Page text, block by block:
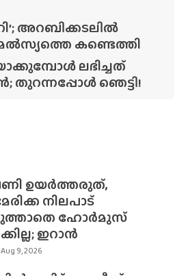
അറബിക്കടലിൽ
കണ്ടെത്തി
ലഭിച്ചത്
തുറന്നപ്പോൾ ഞെട്ടി!
ഉയർത്തരുത്,
നിലപാട്
ഹോർമുസ്
ഇറാൻ
9, 2026